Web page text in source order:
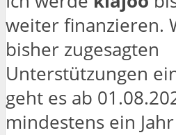
weiter finanzieren.
bisher zugesagten
Unterstützungen
geht es ab
mindestens ein